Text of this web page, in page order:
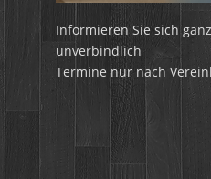
Informieren Sie sich ganz
unverbindlich
Termine nur nach